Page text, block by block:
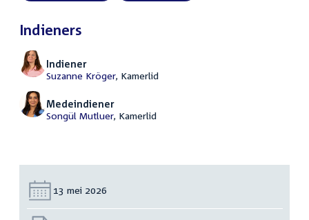
Indieners
Indiener
Suzanne Kröger, Kamerlid
Medeindiener
Songül Mutluer, Kamerlid
Datum:
13 mei 2026